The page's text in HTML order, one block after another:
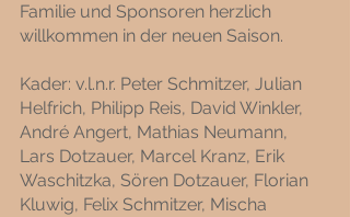
Familie und Sponsoren herzlich
willkommen in der neuen Saison.
Kader: v.l.n.r. Peter Schmitzer, Julian
Helfrich, Philipp Reis, David Winkler,
André Angert, Mathias Neumann,
Lars Dotzauer, Marcel Kranz, Erik
Waschitzka, Sören Dotzauer, Florian
Kluwig, Felix Schmitzer, Mischa